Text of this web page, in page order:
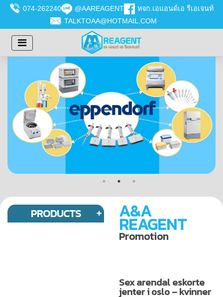
074-262240 @AAREAGENT
หจก.เอแอนด์เอ รีเอเจนท์
TALKTOAA@HOTMAIL.COM
PRODUCTS A&A
REAGENT
Promotion
Sex arendal eskorte
jenter i oslo – kvinner